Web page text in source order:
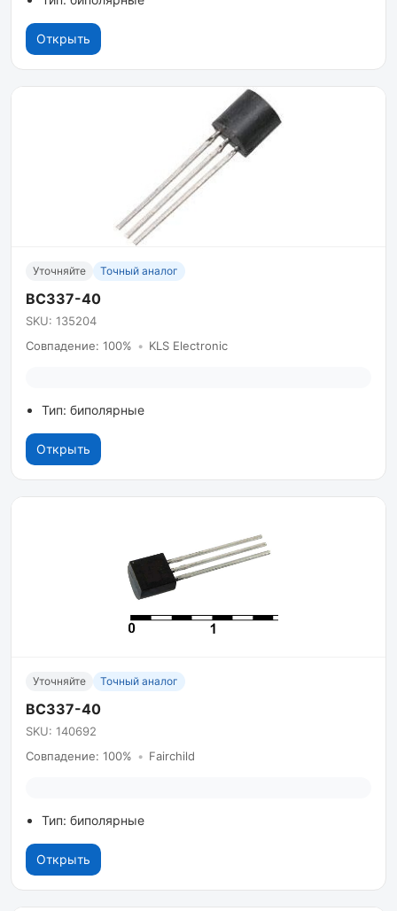
Открыть
Уточняйте Точный аналог
BC337-40
SKU: 135204
Совпадение: 100% • KLS Electronic
Тип: биполярные
Открыть
Уточняйте Точный аналог
BC337-40
SKU: 140692
Совпадение: 100% • Fairchild
Тип: биполярные
Открыть